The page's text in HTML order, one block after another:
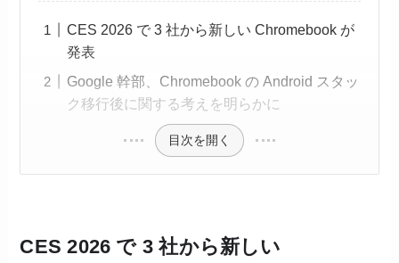
CES 2026 で 3 社から新しい Chromebook が
発表
Google 幹部、Chromebook の Android スタッ
ク移行後に関する考えを明らかに
目次を開く
CES 2026 で 3 社から新しい